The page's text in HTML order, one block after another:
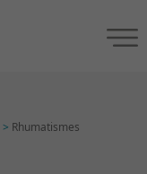
> Rhumatismes